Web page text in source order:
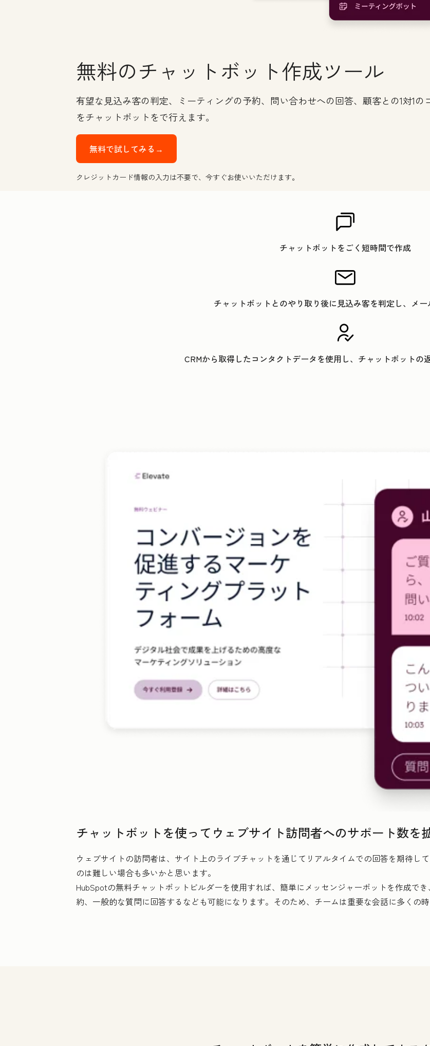
無料のチャットボット作成ツール
有望な見込み客の判定、ミーティングの予約、問い合わせへの回答、顧客との1対1
をチャットボットをで行えます。
無料で試してみる→
クレジットカード情報の入力は不要で、今すぐお使いいただけます。
チャットボットをごく短時間で作成
チャットボットとのやり取り後に見込み客を判定し、メ
CRMから取得したコンタクトデータを使用し、チャットボットの
チャットボットを使ってウェブサイト訪問者へのサポート数を
ウェブサイトの訪問者は、サイト上のライブチャットを通じてリアルタイムでの回答を期待し
のは難しい場合も多いかと思います。
HubSpotの無料チャットボットビルダーを使用すれば、簡単にメッセンジャーボットを作成で
約、一般的な質問に回答するなども可能になります。そのため、チームは重要な会話に多くの